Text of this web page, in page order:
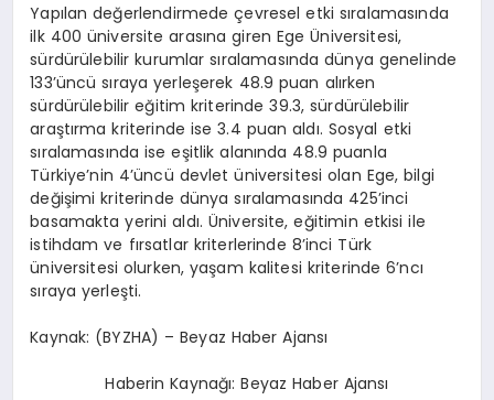
Yapılan değerlendirmede çevresel etki sıralamasında
ilk 400 üniversite arasına giren Ege Üniversitesi,
sürdürülebilir kurumlar sıralamasında dünya genelinde
133’üncü sıraya yerleşerek 48.9 puan alırken
sürdürülebilir eğitim kriterinde 39.3, sürdürülebilir
araştırma kriterinde ise 3.4 puan aldı. Sosyal etki
sıralamasında ise eşitlik alanında 48.9 puanla
Türkiye’nin 4’üncü devlet üniversitesi olan Ege, bilgi
değişimi kriterinde dünya sıralamasında 425’inci
basamakta yerini aldı. Üniversite, eğitimin etkisi ile
istihdam ve fırsatlar kriterlerinde 8’inci Türk
üniversitesi olurken, yaşam kalitesi kriterinde 6’ncı
sıraya yerleşti.
Kaynak: (BYZHA) – Beyaz Haber Ajansı
Haberin Kaynağı: Beyaz Haber Ajansı